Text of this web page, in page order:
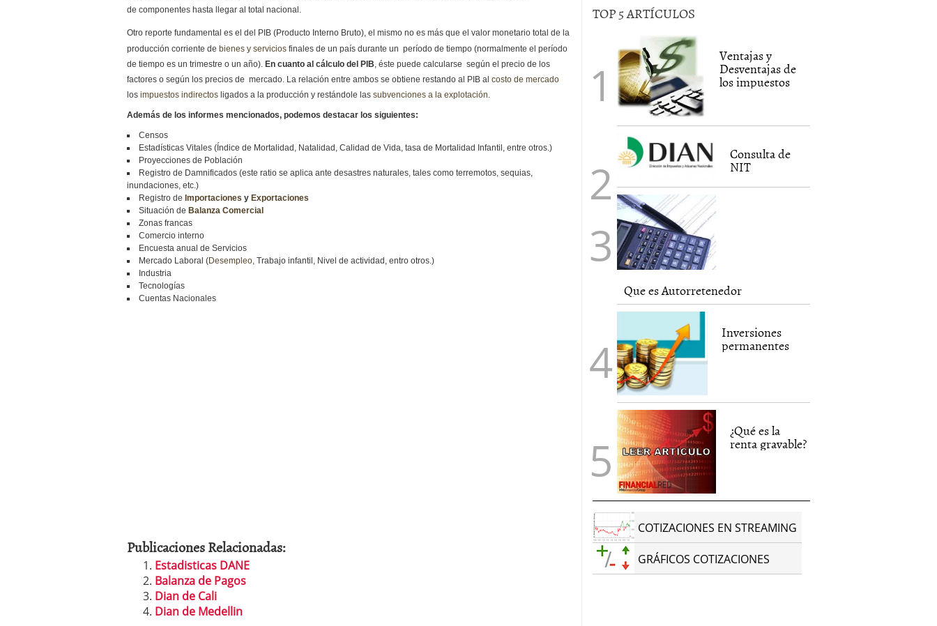
de componentes hasta llegar al total nacional.
Otro reporte fundamental es el del PIB (Producto Interno Bruto), el mismo no es más que el valor monetario total de la
producción corriente de bienes y servicios finales de un país durante un período de tiempo (normalmente el período
de tiempo es un trimestre o un año). En cuanto al cálculo del PIB, éste puede calcularse según el precio de los
factores o según los precios de mercado. La relación entre ambos se obtiene restando al PIB al costo de mercado
los impuestos indirectos ligados a la producción y restándole las subvenciones a la explotación.
Además de los informes mencionados, podemos destacar los siguientes:
Censos
Estadísticas Vitales (Índice de Mortalidad, Natalidad, Calidad de Vida, tasa de Mortalidad Infantil, entre otros.)
Proyecciones de Población
Registro de Damnificados (este ratio se aplica ante desastres naturales, tales como terremotos, sequias,
inundaciones, etc.)
Registro de Importaciones y Exportaciones
Situación de Balanza Comercial
Zonas francas
Comercio interno
Encuesta anual de Servicios
Mercado Laboral (Desempleo, Trabajo infantil, Nivel de actividad, entro otros.)
Industria
Tecnologías
Cuentas Nacionales
Publicaciones Relacionadas:
Estadisticas DANE
Balanza de Pagos
Dian de Cali
Dian de Medellin
TOP 5 ARTÍCULOS
Ventajas y
Desventajas de
los impuestos
Consulta de
NIT
Que es Autorretenedor
Inversiones
permanentes
¿Qué es la
renta gravable?
COTIZACIONES EN STREAMING
GRÁFICOS COTIZACIONES